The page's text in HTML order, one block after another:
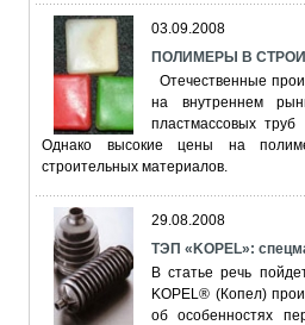
03.09.2008
ПОЛИМЕРЫ В
Отечественные
на внутреннем
пластмассовых
Однако высокие цены на
строительных материалов.
29.08.2008
ТЭП «KOPEL»:
В статье речь
KOPEL® (Копел)
об особенностях